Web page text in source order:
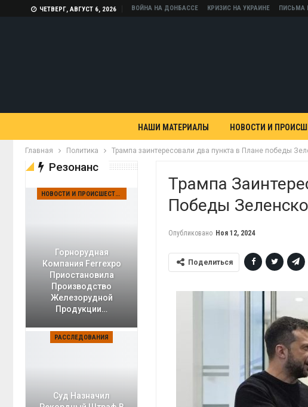
ЧЕТВЕРГ, АВГУСТ 6, 2026 ВОЙНА НА ДОНБАССЕ КРИЗИС НА УКРАИНЕ ПИСЬМА
НАШИ МАТЕРИАЛЫ НОВОСТИ И
Главная Политика Трампа заинтересовали два пункта в Плане победы
Трампа
Победы
Опубликовано Ноя 12, 2024
Поделиться
Резонанс
НОВОСТИ И ПРОИСШЕСТВИЯ
Горнорудная
Компания Ferrexpo
Приостановила
Производство
Железорудной
Продукции…
РАССЛЕДОВАНИЯ
Суд Назначил